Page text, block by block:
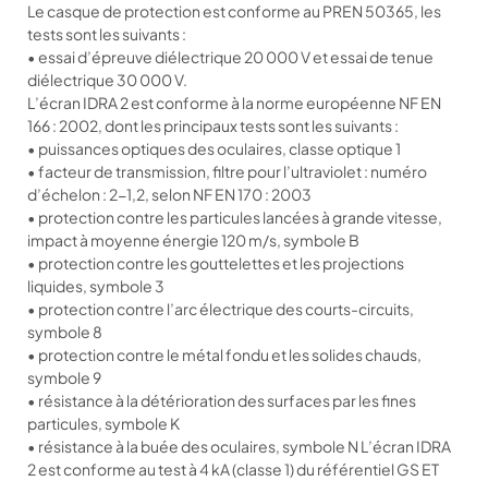
Le casque de protection est conforme au PREN 50365, les
tests sont les suivants :
• essai d’épreuve diélectrique 20 000 V et essai de tenue
diélectrique 30 000 V.
L’écran IDRA 2 est conforme à la norme européenne NF EN
166 : 2002, dont les principaux tests sont les suivants :
• puissances optiques des oculaires, classe optique 1
• facteur de transmission, filtre pour l’ultraviolet : numéro
d’échelon : 2-1,2, selon NF EN 170 : 2003
• protection contre les particules lancées à grande vitesse,
impact à moyenne énergie 120 m/s, symbole B
• protection contre les gouttelettes et les projections
liquides, symbole 3
• protection contre l’arc électrique des courts-circuits,
symbole 8
• protection contre le métal fondu et les solides chauds,
symbole 9
• résistance à la détérioration des surfaces par les fines
particules, symbole K
• résistance à la buée des oculaires, symbole N L’écran IDRA
2 est conforme au test à 4 kA (classe 1) du référentiel GS ET